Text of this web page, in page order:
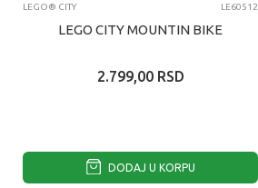
LEGO® CITY LE60512
LEGO CITY MOUNTIN BIKE
2.799,00 RSD
DODAJ U KORPU